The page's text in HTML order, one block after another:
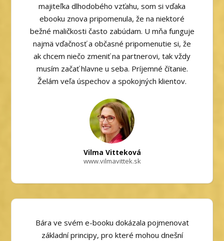
majiteľka dlhodobého vzťahu, som si vďaka
ebooku znova pripomenula, že na niektoré
bežné maličkosti často zabúdam. U mňa funguje
najmä vďačnosť a občasné pripomenutie si, že
ak chcem niečo zmeniť na partnerovi, tak vždy
musím začať hlavne u seba. Príjemné čítanie.
Želám veľa úspechov a spokojných klientov.
Vilma Vitteková
www.vilmavittek.sk
Bára ve svém e-booku dokázala pojmenovat
základní principy, pro které mohou dnešní